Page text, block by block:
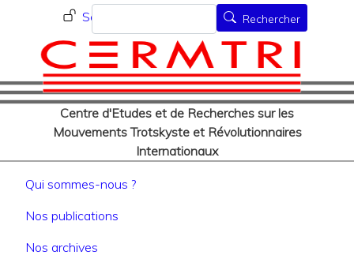
au
contenu
principal
Menu du compte de
Se connecter
Centre d'Etudes et de Recherches sur les
Mouvements Trotskyste et Révolutionnaires
Internationaux
Rechercher Rechercher
Navigation principale
Qui sommes-nous ?
Nos publications
Nos archives